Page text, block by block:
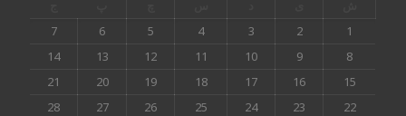
1
2
3
4
5
6
7
8
9
10
11
12
13
14
15
16
17
18
19
20
21
22
23
24
25
26
27
28